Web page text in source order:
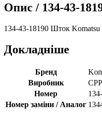
Опис / 134-43-
134-43-18190 Шток Komatsu
Докладніше
Бренд
Виробник
CPP
Номер
Номер заміни / Аналог